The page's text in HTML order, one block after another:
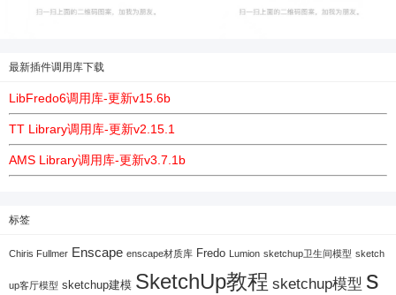
最新插件调用库下载
LibFredo6调用库-更新v15.6b
TT Library调用库-更新v2.15.1
AMS Library调用库-更新v3.7.1b
标签
Chiris Fullmer Enscape enscape材质库 Fredo Lumion sketchup卫生间模型 sketch
up客厅模型 sketchup建模 SketchUp教程 sketchup模型 s